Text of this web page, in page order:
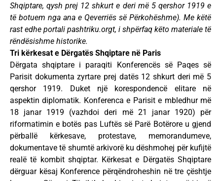
Shqiptare, qysh prej 12 shkurt e deri më 5 qershor 1919 e
të botuem nga ana e Qeverriës së Përkohëshme). Me këtë
rast edhe portali pashtriku.orgt, i shpërfaq këto materiale të
rëndësishme historike.
Tri kërkesat e Dërgatës Shqiptare në Paris
Dërgata shqiptare i paraqiti Konferencës së Paqes së
Parisit dokumenta zyrtare prej datës 12 shkurt deri më 5
qershor 1919. Duket një korespondencë elitare në
aspektin diplomatik. Konferenca e Parisit e mbledhur më
18 janar 1919 (vazhdoi deri më 21 janar 1920) për
riformatimin e botës pas Luftës së Parë Botërore u gjend
përballë kërkesave, protestave, memorandumeve,
dokumentave të shumtë arkivorë ku dëshmohej për kufijtë
realë të kombit shqiptar. Kërkesat e Dërgatës Shqiptare
dërguar kësaj Konference përqëndroheshin në tre çështje